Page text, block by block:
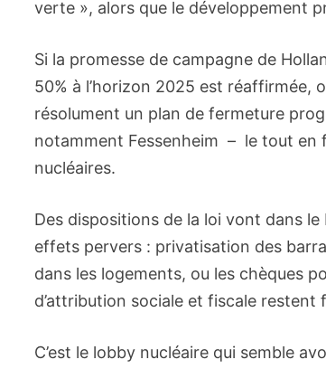
verte », alors que le développement
Si la promesse de campagne de
50% à l’horizon 2025 est réaffirmée,
résolument un plan de fermeture
notamment Fessenheim – le tout en
nucléaires.
Des dispositions de la loi vont dans
effets pervers : privatisation des
dans les logements, ou les chèques
d’attribution sociale et fiscale
C’est le lobby nucléaire qui semble